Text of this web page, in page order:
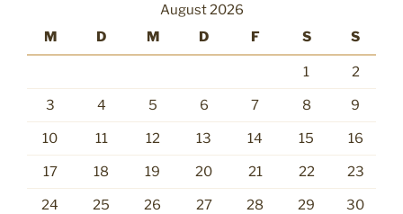
August 2026
M
D M D F S S
1 2
3 4 5 6 7 8 9
10 11 12 13 14 15 16
17 18 19 20 21 22 23
24 25 26 27 28 29 30